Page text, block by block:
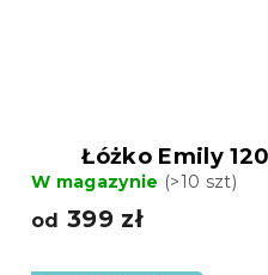
Łóżko Emily
W magazynie (>10 szt)
od 399 zł